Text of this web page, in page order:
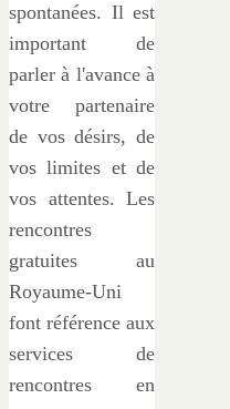
spontanées. Il est
important de
parler à l'avance à
votre partenaire
de vos désirs, de
vos limites et de
vos attentes. Les
rencontres
gratuites au
Royaume-Uni
font référence aux
services de
rencontres en